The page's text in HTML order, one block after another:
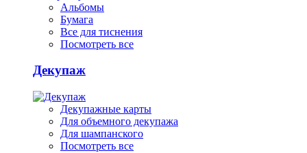
Альбомы
Бумага
Все для тиснения
Посмотреть все
Декупаж
Декупажные карты
Для объемного декупажа
Для шампанского
Посмотреть все